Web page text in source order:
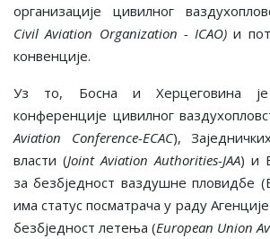
организације цивилног
Civil Aviation Organization - ICAO) и
конвенције.
Уз то, Босна и Херцеговина је
конференције цивилног
Aviation Conference-ECAC),
власти (Joint Aviation Authorities-JAA) и
за безбједност ваздушне пловидбе
има статус посматрача у раду
безбједност летења (European Union